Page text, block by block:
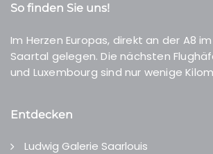
So finden Sie uns!
Im Herzen Europas, direkt an der A8
Saartal gelegen. Die nächsten
und Luxembourg sind nur wenige
Entdecken
Ludwig Galerie Saarlouis